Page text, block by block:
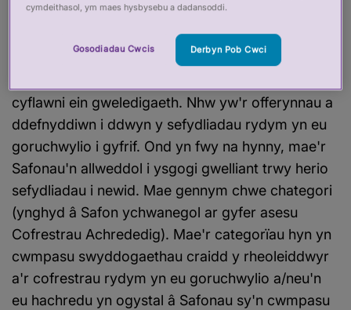
Ym mis Mawrth 2026, cyflwynwyd set gyfunol o
Safonau ar gyfer rheoleiddwyr a Chofrestrau
Achrededig. Mae'r Safonau hyn yn elfen ganolog
cyflawni ein gweledigaeth. Nhw yw'r offerynnau a
ddefnyddiwn i ddwyn y sefydliadau rydym yn eu
goruchwylio i gyfrif. Ond yn fwy na hynny, mae'r
Safonau'n allweddol i ysgogi gwelliant trwy herio
sefydliadau i newid. Mae gennym chwe chategori
(ynghyd â Safon ychwanegol ar gyfer asesu
Cofrestrau Achrededig). Mae'r categorïau hyn yn
cwmpasu swyddogaethau craidd y rheoleiddwyr
a'r cofrestrau rydym yn eu goruchwylio a/neu'n
eu hachredu yn ogystal â Safonau sy'n cwmpasu
cymdeithasol, ym maes hysbysebu a dadansoddi.
Gosodiadau Cwcis Derbyn Pob Cwci